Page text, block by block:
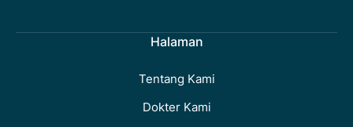
Halaman
Tentang Kami
Dokter Kami